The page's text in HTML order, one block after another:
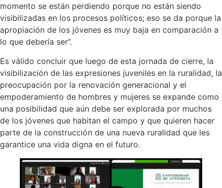
momento se están perdiendo porque no están siendo
visibilizadas en los procesos políticos; eso se da porque la
apropiación de los jóvenes es muy baja en comparación a
lo que debería ser”.
Es válido concluir que luego de esta jornada de cierre, la
visibilización de las expresiones juveniles en la ruralidad, la
preocupación por la renovación generacional y el
empoderamiento de hombres y mujeres se expande como
una posibilidad que aún debe ser explorada por muchos
de los jóvenes que habitan el campo y que quieren hacer
parte de la construcción de una nueva ruralidad que les
garantice una vida digna en el futuro.